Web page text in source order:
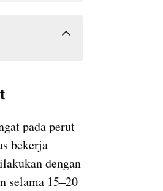
pada perut
bekerja
dengan
selama 15–20